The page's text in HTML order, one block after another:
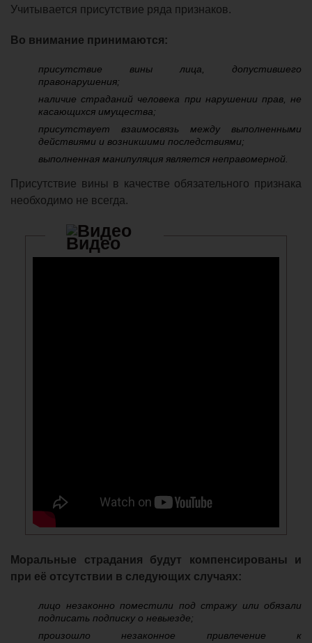
Учитывается присутствие ряда признаков.
Во внимание принимаются:
присутствие вины лица, допустившего
правонарушения;
наличие страданий человека при нарушении прав, не
касающихся имущества;
присутствует взаимосвязь между выполненными
действиями и возникшими последствиями;
выполненная манипуляция является неправомерной.
Присутствие вины в качестве обязательного признака
необходимо не всегда.
Видео
Моральные страдания будут компенсированы и
при её отсутствии в следующих случаях:
лицо незаконно поместили под стражу или обязали
подписать подписку о невыезде;
произошло незаконное привлечение к